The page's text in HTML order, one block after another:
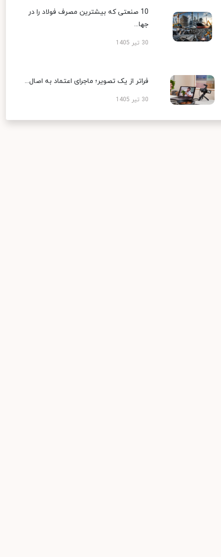
10 صنعتی که بیشترین مصرف فولاد را در
جها...
30 تیر 1405
فراتر از یک تصویر؛ ماجرای اعتماد به اصال...
30 تیر 1405